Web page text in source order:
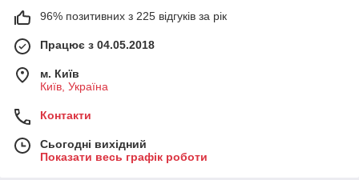
96% позитивних з 225 відгуків за рік
Працює з 04.05.2018
м. Київ
Київ, Україна
Контакти
Сьогодні вихідний
Показати весь графік роботи